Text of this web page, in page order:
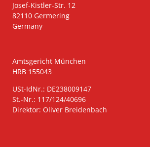
Josef-Kistler-Str. 12
82110 Germering
Germany
Amtsgericht München
HRB 155043
USt-IdNr.: DE238009147
St.-Nr.: 117/124/40696
Direktor: Oliver Breidenbach